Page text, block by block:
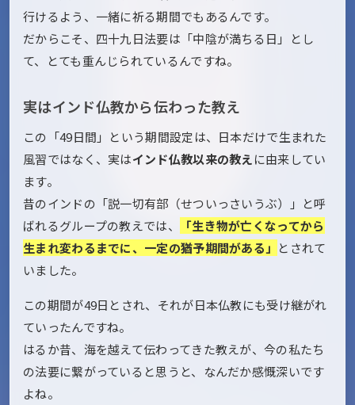
行けるよう、一緒に祈る期間でもあるんです。
だからこそ、四十九日法要は「中陰が満ちる日」とし
て、とても重んじられているんですね。
実はインド仏教から伝わった教え
この「49日間」という期間設定は、日本だけで生まれた
風習ではなく、実はインド仏教以来の教えに由来してい
ます。
昔のインドの「説一切有部（せついっさいうぶ）」と呼
ばれるグループの教えでは、
「生き物が亡くなってから
生まれ変わるまでに、一定の猶予期間がある」 とされて
いました。
この期間が49日とされ、それが日本仏教にも受け継がれ
ていったんですね。
はるか昔、海を越えて伝わってきた教えが、今の私たち
の法要に繋がっていると思うと、なんだか感慨深いです
よね。